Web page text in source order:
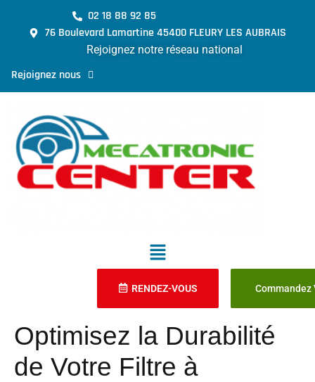
02 18 88 92 85
76 Boulevard Lamartine 45400 FLEURY LES AUBRAIS
Rejoignez notre réseau national
Rejoignez nous
RENDEZ-VOUS Commandez
Optimisez la Durabilité
de Votre Filtre à